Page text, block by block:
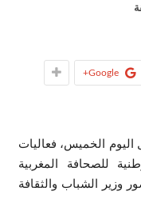
Google+
اليوم الخميس، فعاليات
للصحافة المغربية
وزير الشباب والثقافة